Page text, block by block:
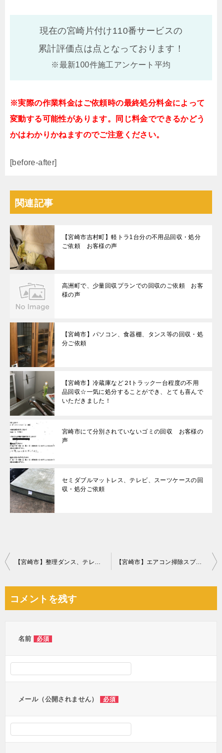
現在の宮崎片付け110番サービスの
累計評価点は点となっております！
※最新100件施工アンケート平均
※実際の作業料金はご依頼時の最終処分料金によって
変動する可能性があります。同じ料金でできるかどう
かはわかりかねますのでご注意ください。
[before-after]
関連記事
【宮崎市吉村町】軽トラ1台分の不用品回収・処分
ご依頼 お客様の声
高洲町で、少量回収プランでの回収のご依頼 お客
様の声
【宮崎市】パソコン、食器棚、タンス等の回収・処
分ご依頼
【宮崎市】冷蔵庫など２tトラック一台程度の不用
品回収☆一気に処分することができ、とても喜んで
いただきました！
宮崎市にて分別されていないゴミの回収 お客様の
声
セミダブルマットレス、テレビ、スーツケースの回
収・処分ご依頼
投
ビ
【宮崎市】整理ダンス、テレビボードの回収・処分ご依頼 【宮崎市】エアコン掃除スプレー、殺虫剤、髪のムース等の回収・処分
コメントを残す
名前 必須
メール（公開されません） 必須